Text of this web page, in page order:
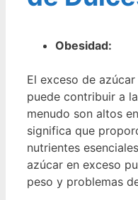
Obesidad:
El exceso de
puede contribuir a
menudo son altos
significa que
nutrientes
azúcar en exceso
peso y problemas